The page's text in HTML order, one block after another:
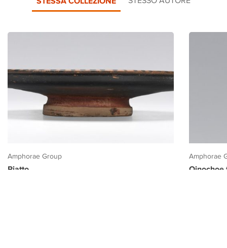
Amphorae Group
Piatto
Amphorae
Oinochoe